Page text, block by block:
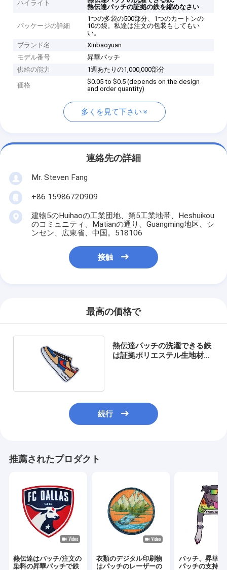
ハイライト
熱伝達パッチの証拠の鉄を縮めなさい
パッケージの詳細
1つの多袋の500部分、1つのカートンの
10の袋。私達は注文の包装もしてもい
い。
ブランド名
Xinbaoyuan
モデル番号
昇華パッチ
供給の能力
1週あたりの1,000,000部分
価格
$0.05 to $0.5 (depends on the design
and order quantity)
多くを見て下さい
連絡先の詳細
Mr. Steven Fang
+86 15986720909
建物5のHuihaoの工業団地、第5工業地帯、Heshuikou
のコミュニティ、Matianの通り、Guangming地区、シ
ンセン、広東省、中国。518106
接触
最高の価格で
熱伝達パッチの洗濯できる鉄
は証拠ポリエステル生地材料
続行
推薦されたプロダクト
熱伝達はパッチ/注文の
染料の昇華パッチで鉄
衣類のデジタル印刷物
はパッチのレーザーの
パッチ、昇華均
パッチの支持の